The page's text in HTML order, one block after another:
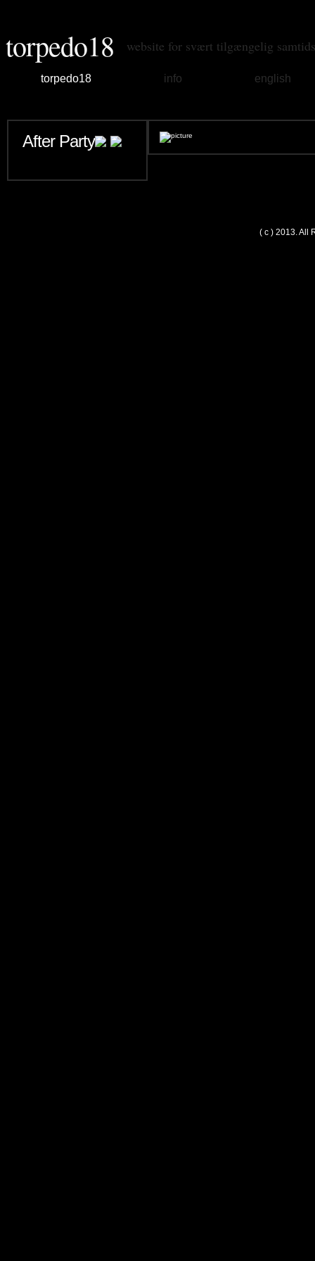
torpedo18 website for svært tilgængelig
torpedo18 info english
After Party
( c ) 2013. All